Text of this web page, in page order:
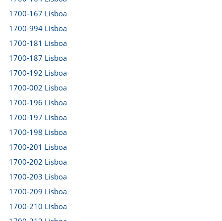
1700-167 Lisboa
1700-994 Lisboa
1700-181 Lisboa
1700-187 Lisboa
1700-192 Lisboa
1700-002 Lisboa
1700-196 Lisboa
1700-197 Lisboa
1700-198 Lisboa
1700-201 Lisboa
1700-202 Lisboa
1700-203 Lisboa
1700-209 Lisboa
1700-210 Lisboa